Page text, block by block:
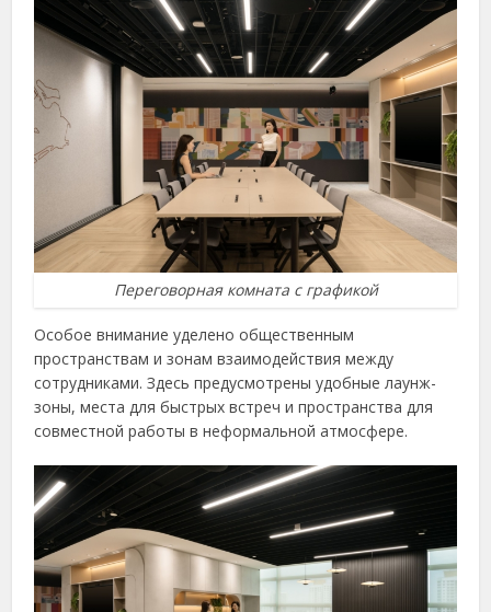
Переговорная комната с графикой
Особое внимание уделено общественным
пространствам и зонам взаимодействия между
сотрудниками. Здесь предусмотрены удобные лаунж-
зоны, места для быстрых встреч и пространства для
совместной работы в неформальной атмосфере.